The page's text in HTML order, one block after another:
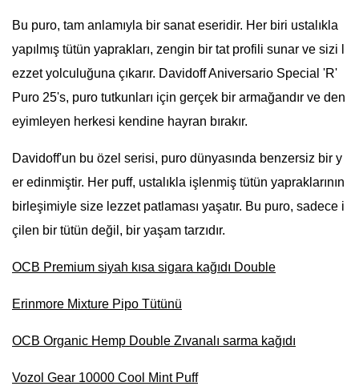
Bu puro, tam anlamıyla bir sanat eseridir. Her biri ustalıkla
yapılmış tütün yaprakları, zengin bir tat profili sunar ve sizi l
ezzet yolculuğuna çıkarır. Davidoff Aniversario Special 'R'
Puro 25's, puro tutkunları için gerçek bir armağandır ve den
eyimleyen herkesi kendine hayran bırakır.
Davidoff'un bu özel serisi, puro dünyasında benzersiz bir y
er edinmiştir. Her puff, ustalıkla işlenmiş tütün yapraklarının
birleşimiyle size lezzet patlaması yaşatır. Bu puro, sadece i
çilen bir tütün değil, bir yaşam tarzıdır.
OCB Premium siyah kısa sigara kağıdı Double
Erinmore Mixture Pipo Tütünü
OCB Organic Hemp Double Zıvanalı sarma kağıdı
Vozol Gear 10000 Cool Mint Puff